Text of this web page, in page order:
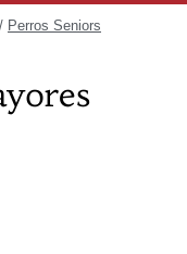
/ Perros Seniors